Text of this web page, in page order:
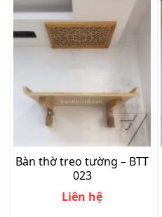
Bàn thờ treo tường – BTT
023
Liên hệ